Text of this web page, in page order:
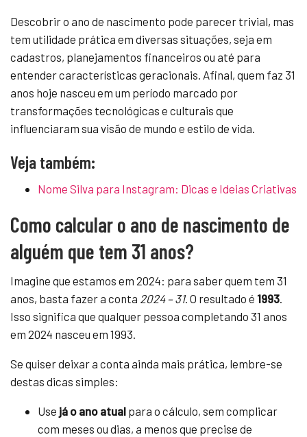
Descobrir o ano de nascimento pode parecer trivial, mas
tem utilidade prática em diversas situações, seja em
cadastros, planejamentos financeiros ou até para
entender características geracionais. Afinal, quem faz 31
anos hoje nasceu em um período marcado por
transformações tecnológicas e culturais que
influenciaram sua visão de mundo e estilo de vida.
Veja também:
Nome Silva para Instagram: Dicas e Ideias Criativas
Como calcular o ano de nascimento de
alguém que tem 31 anos?
Imagine que estamos em 2024: para saber quem tem 31
anos, basta fazer a conta 2024 – 31. O resultado é 1993.
Isso significa que qualquer pessoa completando 31 anos
em 2024 nasceu em 1993.
Se quiser deixar a conta ainda mais prática, lembre-se
destas dicas simples:
Use já o ano atual para o cálculo, sem complicar
com meses ou dias, a menos que precise de